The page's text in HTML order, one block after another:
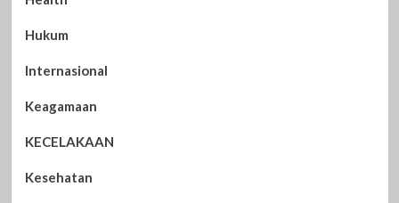
Hukum
Internasional
Keagamaan
KECELAKAAN
Kesehatan